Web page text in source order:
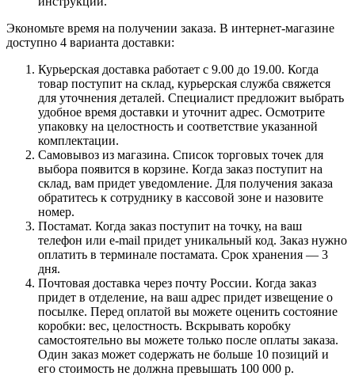
Экономьте время на получении заказа. В интернет-магазине
доступно 4 варианта доставки:
Курьерская доставка работает с 9.00 до 19.00. Когда
товар поступит на склад, курьерская служба свяжется
для уточнения деталей. Специалист предложит выбрать
удобное время доставки и уточнит адрес. Осмотрите
упаковку на целостность и соответствие указанной
комплектации.
Самовывоз из магазина. Список торговых точек для
выбора появится в корзине. Когда заказ поступит на
склад, вам придет уведомление. Для получения заказа
обратитесь к сотруднику в кассовой зоне и назовите
номер.
Постамат. Когда заказ поступит на точку, на ваш
телефон или e-mail придет уникальный код. Заказ нужно
оплатить в терминале постамата. Срок хранения — 3
дня.
Почтовая доставка через почту России. Когда заказ
придет в отделение, на ваш адрес придет извещение о
посылке. Перед оплатой вы можете оценить состояние
коробки: вес, целостность. Вскрывать коробку
самостоятельно вы можете только после оплаты заказа.
Один заказ может содержать не больше 10 позиций и
его стоимость не должна превышать 100 000 р.